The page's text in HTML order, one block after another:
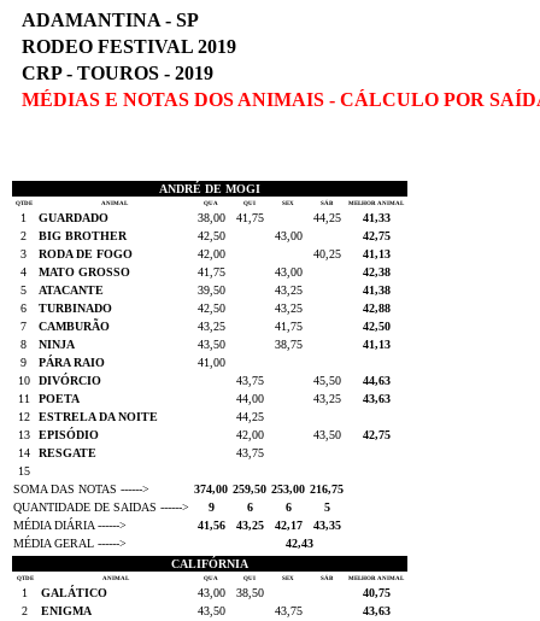
ADAMANTINA - SP
RODEO FESTIVAL 2019
CRP - TOUROS - 2019
MÉDIAS E NOTAS DOS ANIMAIS - CÁLCULO POR
ANDRÉ DE MOGI
QTDE ANIMAL QUA QUI SEX SÁB MELHOR ANIMAL
1 GUARDADO 38,00 41,75 44,25
41,33
2
BIG BROTHER 42,50 43,00
42,75
3
RODA DE FOGO 42,00 40,25
41,13
4
MATO GROSSO 41,75 43,00
42,38
5
ATACANTE 39,50 43,25
41,38
6
TURBINADO 42,50 43,25
42,88
7
CAMBURÃO 43,25 41,75
42,50
8
NINJA 43,50 38,75
41,13
9
PÁRA RAIO
41,00
10
DIVÓRCIO 43,75 45,50
44,63
11
POETA 44,00 43,25
43,63
12
ESTRELA DA NOITE
44,25
13
EPISÓDIO 42,00 43,50
42,75
14
RESGATE
43,75
15
SOMA DAS NOTAS ------>
374,00 259,50 253,00 216,75
QUANTIDADE DE SAIDAS ------>
9 6 6
5
MÉDIA DIÁRIA ------>
41,56 43,25 42,17
43,35
MÉDIA GERAL ------>
42,43
CALIFÓRNIA
QTDE ANIMAL QUA QUI SEX SÁB MELHOR ANIMAL
1 GALÁTICO 43,00 38,50
40,75
2
ENIGMA 43,50 43,75
43,63